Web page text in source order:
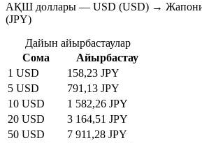
АҚШ доллары — USD (USD) →
(JPY)
Дайын айырбастаулар
Сома
Айырбастау
1 USD
158,23 JPY
5 USD
791,13 JPY
10 USD
1 582,26 JPY
20 USD
3 164,51 JPY
50 USD
7 911,28 JPY